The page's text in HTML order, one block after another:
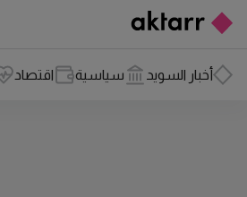
أخبار السويد سياسية اقتصاد